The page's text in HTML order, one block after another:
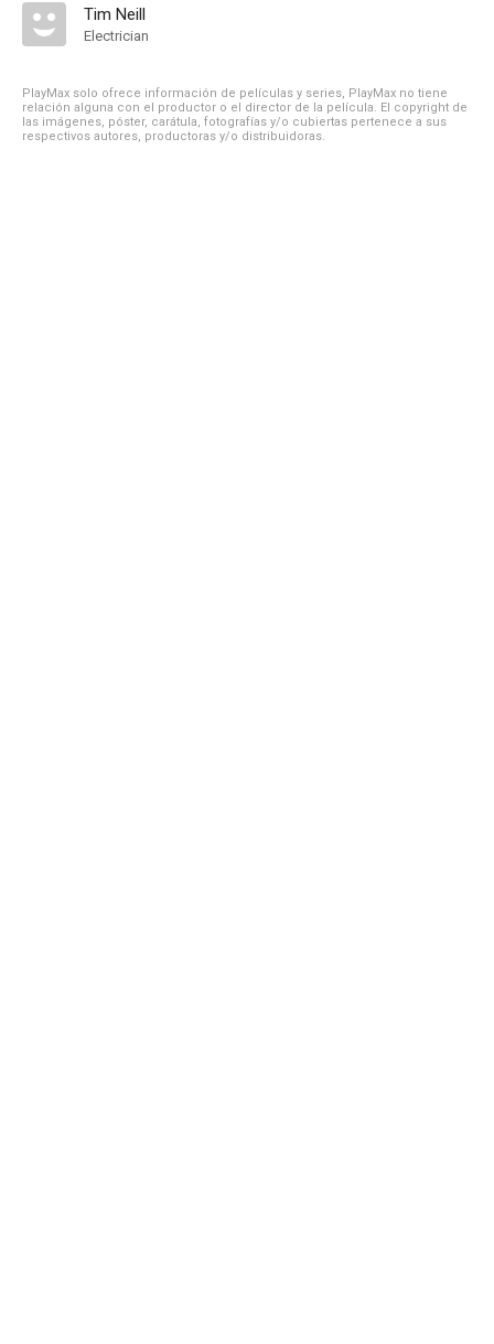
Tim Neill
Electrician
PlayMax solo ofrece información de películas y series, PlayMax no tiene
relación alguna con el productor o el director de la película. El copyright de
las imágenes, póster, carátula, fotografías y/o cubiertas pertenece a sus
respectivos autores, productoras y/o distribuidoras.